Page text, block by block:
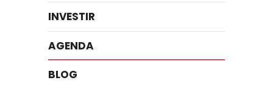
INVESTIR
AGENDA
BLOG